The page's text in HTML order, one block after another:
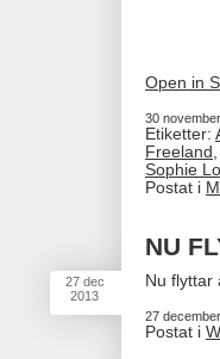
Open in
30
Etiketter:
Freeland ,
Sophie
Postat i
27 dec
2013
NU
Nu flyttar
27
Postat i